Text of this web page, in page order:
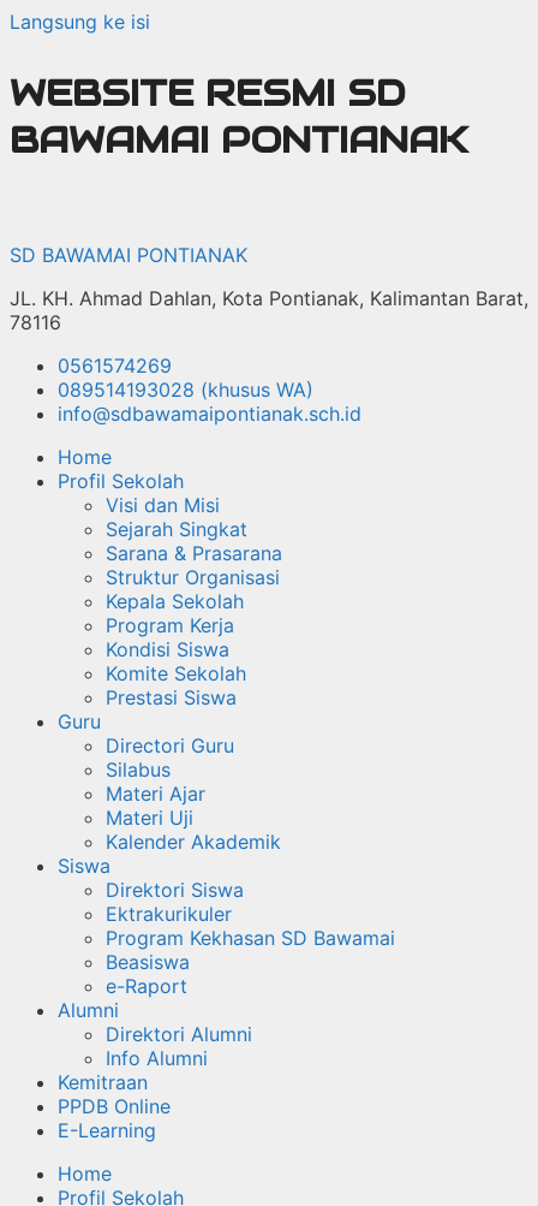
Langsung ke isi
WEBSITE RESMI SD
BAWAMAI PONTIANAK
SD BAWAMAI PONTIANAK
JL. KH. Ahmad Dahlan, Kota Pontianak, Kalimantan Barat,
78116
0561574269
089514193028 (khusus WA)
info@sdbawamaipontianak.sch.id
Home
Profil Sekolah
Visi dan Misi
Sejarah Singkat
Sarana & Prasarana
Struktur Organisasi
Kepala Sekolah
Program Kerja
Kondisi Siswa
Komite Sekolah
Prestasi Siswa
Guru
Directori Guru
Silabus
Materi Ajar
Materi Uji
Kalender Akademik
Siswa
Direktori Siswa
Ektrakurikuler
Program Kekhasan SD Bawamai
Beasiswa
e-Raport
Alumni
Direktori Alumni
Info Alumni
Kemitraan
PPDB Online
E-Learning
Home
Profil Sekolah